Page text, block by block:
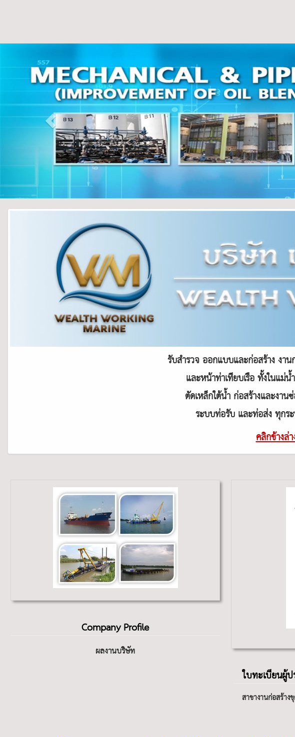
รับสำรวจ ออกแบบและก่อสร้าง งา
และหน้าท่าเทียบเรือ ทั้งในแม่น้
ตัดเหล็กใต้น้ำ ก่อสร้างและงาน
ระบบท่อรับ และท่อส่ง ทุกร
คลิกข้างล่
Company Profile
ผลงานบริษัท
ใบทะเบียนผู้
สาขางานก่อสร้าง